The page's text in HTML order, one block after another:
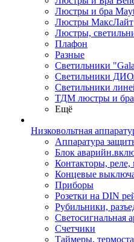
Люстры и бра
Люстры МаксЛайт
Люстры,
Плафон
Разные
Светильники
Светильники
Светильники
ТДМ люстры и бра
Ещё
Низковольтная
Аппаратура
Блок
Контакторы, реле,
Концевые
Приборы
Розетки на DIN
Рубильники,
Светосигнальная
Счетчики
Таймеры,